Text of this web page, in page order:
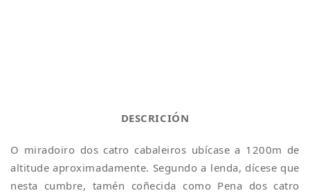
DESCRICIÓN
O miradoiro dos catro cabaleiros ubícase a 1200m de
altitude aproximadamente. Segundo a lenda, dícese que
nesta cumbre, tamén coñecida como Pena dos catro